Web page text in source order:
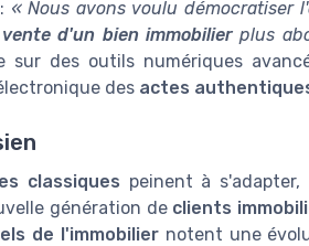
« Nous avons voulu démocratiser
vente d'un bien immobilierplus
sur des outils numériques
des actes
classiques peinent à
génération de clients
de l'immobiliernotent une